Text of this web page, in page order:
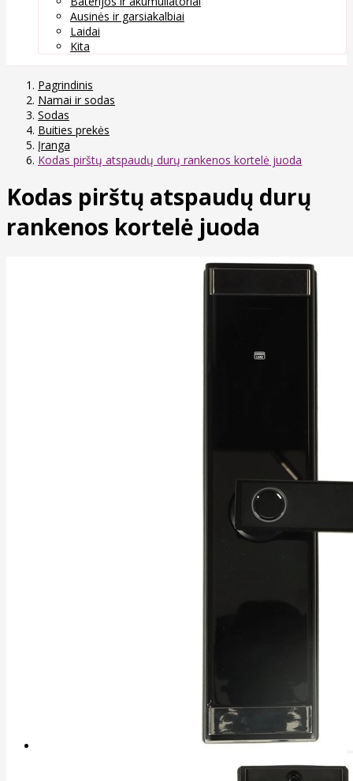
Ausinės ir garsiakalbiai
Laidai
Kita
Pagrindinis
Namai ir sodas
Sodas
Buities prekės
Įranga
Kodas pirštų atspaudų durų rankenos kortelė juoda
Kodas pirštų atspaudų durų
rankenos kortelė juoda